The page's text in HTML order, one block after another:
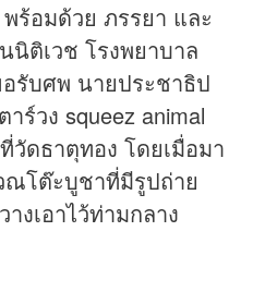
ร้อมด้วย ภรรยา และ
ติเวช โรงพยาบาล
รับศพ นายประชาธิป
ร์วง squeez animal
ดธาตุทอง โดยเมื่อมา
ณโต๊ะบูชาที่มีรูปถ่าย
งเอาไว้ท่ามกลาง